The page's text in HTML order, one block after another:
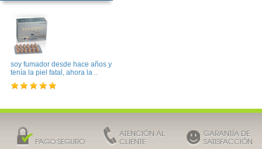
soy fumador desde hace años y
tenía la piel fatal, ahora la ..
PAGO SEGURO
ATENCIÓN AL
CLIENTE
GARANTÍA DE
SATISFACCIÓN